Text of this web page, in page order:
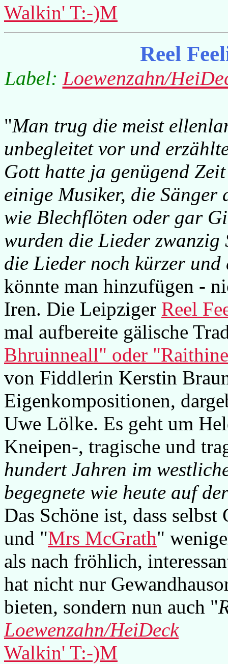
Walkin' T:-)M
Reel
Label: Loewenzahn/
"Man trug die meist
unbegleitet vor und
Gott hatte ja genügend
einige Musiker, die Sänger
wie Blechflöten oder gar
wurden die Lieder zwanzig
die Lieder noch kürzer
könnte man hinzufügen -
Iren. Die Leipziger Reel
mal aufbereite gälische
Bhruinneall" oder "
von Fiddlerin Kerstin
Eigenkompositionen,
Uwe Lölke. Es geht um
Kneipen-, tragische und
hundert Jahren im
begegnete wie heute auf
Das Schöne ist, dass selbst
und "Mrs McGrath"
als nach fröhlich,
hat nicht nur
bieten, sondern nun auch "
Loewenzahn/HeiDeck
Walkin' T:-)M